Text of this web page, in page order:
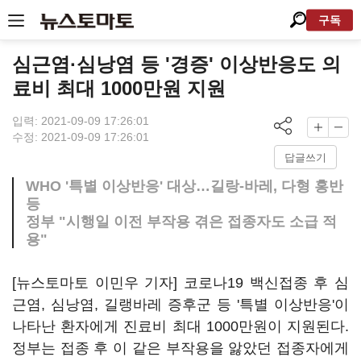
구독
심근염·심낭염 등 '경증' 이상반응도 의
료비 최대 1000만원 지원
입력: 2021-09-09 17:26:01
수정: 2021-09-09 17:26:01
답글쓰기
WHO '특별 이상반응' 대상…길랑-바레, 다형 홍반
등
정부 "시행일 이전 부작용 겪은 접종자도 소급 적
용"
[뉴스토마토 이민우 기자] 코로나19 백신접종 후 심
근염, 심낭염, 길랭바레 증후군 등 '특별 이상반응'이
나타난 환자에게 진료비 최대 1000만원이 지원된다.
정부는 접종 후 이 같은 부작용을 앓았던 접종자에게